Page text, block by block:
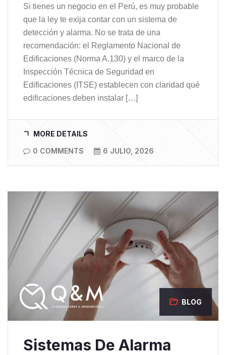
Si tienes un negocio en el Perú, es muy probable
que la ley te exija contar con un sistema de
detección y alarma. No se trata de una
recomendación: el Reglamento Nacional de
Edificaciones (Norma A.130) y el marco de la
Inspección Técnica de Seguridad en
Edificaciones (ITSE) establecen con claridad qué
edificaciones deben instalar […]
MORE DETAILS
0 COMMENTS
6 JULIO, 2026
BLOG
Sistemas De Alarma